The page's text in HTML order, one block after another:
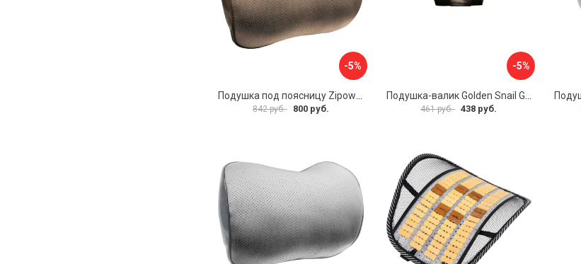
-5%
842 руб. 800 руб.
-5%
461 руб. 438 руб.